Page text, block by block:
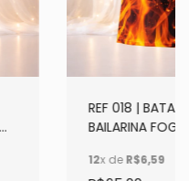
REF 018 | BATA
BAILARINA FOGO
12x deR$6,59